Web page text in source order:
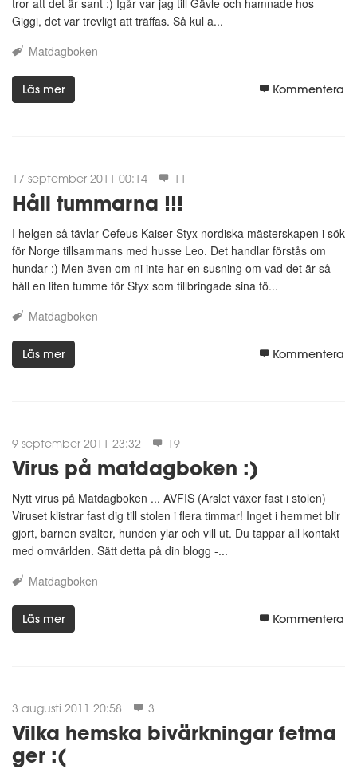
tror att det är sant :) Igår var jag till Gävle och hamnade hos
Giggi, det var trevligt att träffas. Så kul a...
Matdagboken
Läs mer Kommentera
17 september 2011 00:14 11
Håll tummarna !!!
I helgen så tävlar Cefeus Kaiser Styx nordiska mästerskapen i sök
för Norge tillsammans med husse Leo. Det handlar förstås om
hundar :) Men även om ni inte har en susning om vad det är så
håll en liten tumme för Styx som tillbringade sina fö...
Matdagboken
Läs mer Kommentera
9 september 2011 23:32 19
Virus på matdagboken :)
Nytt virus på Matdagboken ... AVFIS (Arslet växer fast i stolen)
Viruset klistrar fast dig till stolen i flera timmar! Inget i hemmet blir
gjort, barnen svälter, hunden ylar och vill ut. Du tappar all kontakt
med omvärlden. Sätt detta på din blogg -...
Matdagboken
Läs mer Kommentera
3 augusti 2011 20:58 3
Vilka hemska bivärkningar fetma
ger :(